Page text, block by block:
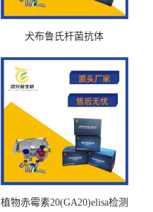
犬布鲁氏杆菌抗体
植物赤霉素20(GA20)elisa检测